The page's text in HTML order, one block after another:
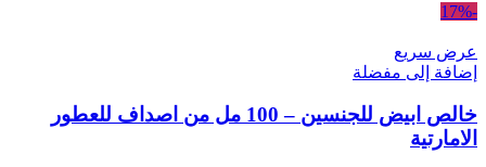
-17%
عرض سريع
إضافة إلى مفضلة
خالص ابيض للجنسين – 100 مل من اصداف للعطور
الامارتية